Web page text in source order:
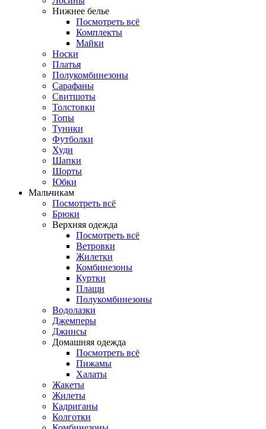
Нижнее белье
Посмотреть всё
Комплекты
Майки
Носки
Платья
Полукомбинезоны
Сарафаны
Свитшоты
Толстовки
Топы
Туники
Футболки
Худи
Шапки
Шорты
Юбки
Мальчикам
Посмотреть всё
Брюки
Верхняя одежда
Посмотреть всё
Ветровки
Жилетки
Комбинезоны
Куртки
Плащи
Полукомбинезоны
Водолазки
Джемперы
Джинсы
Домашняя одежда
Посмотреть всё
Пижамы
Халаты
Жакеты
Жилеты
Кадриганы
Колготки